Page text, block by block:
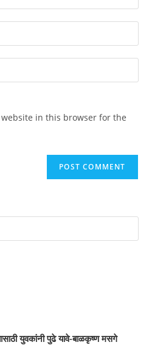
in this browser for the
युवकांनी पुढे यावे-बाळकृष्ण मसगे